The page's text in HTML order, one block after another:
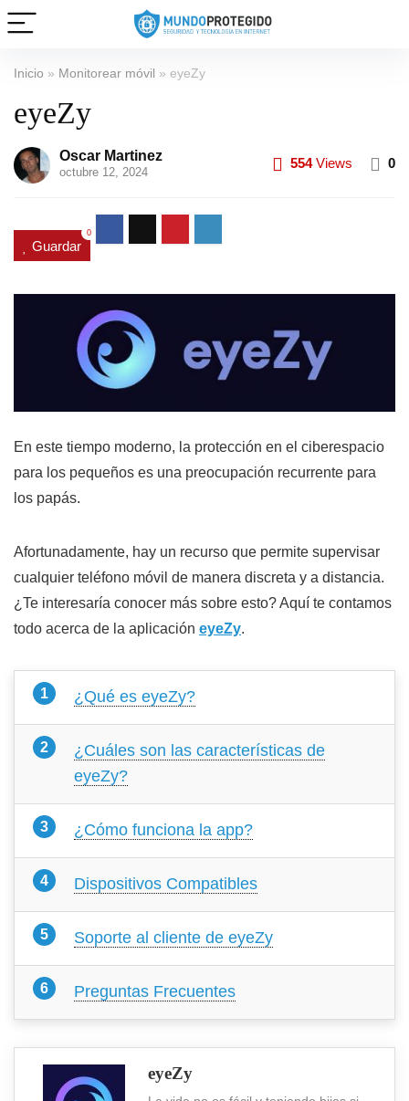
Inicio » Monitorear móvil » eyeZy
eyeZy
Oscar Martinez
octubre 12, 2024
554Views 0
Guardar
0
En este tiempo moderno, la protección en el ciberespacio
para los pequeños es una preocupación recurrente para
los papás.
Afortunadamente, hay un recurso que permite supervisar
cualquier teléfono móvil de manera discreta y a distancia.
¿Te interesaría conocer más sobre esto? Aquí te contamos
todo acerca de la aplicación eyeZy.
¿Qué es eyeZy?
¿Cuáles son las características de
eyeZy?
¿Cómo funciona la app?
Dispositivos Compatibles
Soporte al cliente de eyeZy
Preguntas Frecuentes
eyeZy